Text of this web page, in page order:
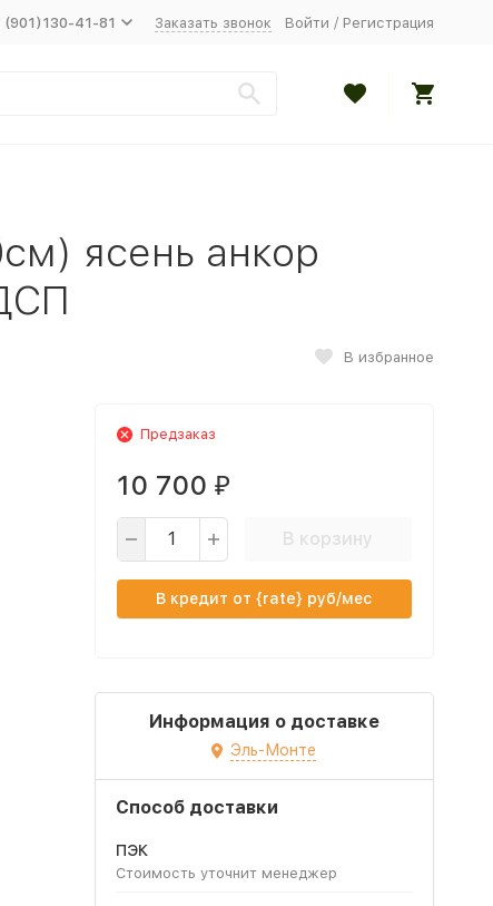
(901)130-41-81 Заказать звонок Войти / Регистрация
ясень анкор
В избранное
Предзаказ
10 700 ₽
В корзину
В кредит от {rate} руб/мес
Информация о доставке
Эль-Монте
Способ доставки
ПЭК
Стоимость уточнит менеджер